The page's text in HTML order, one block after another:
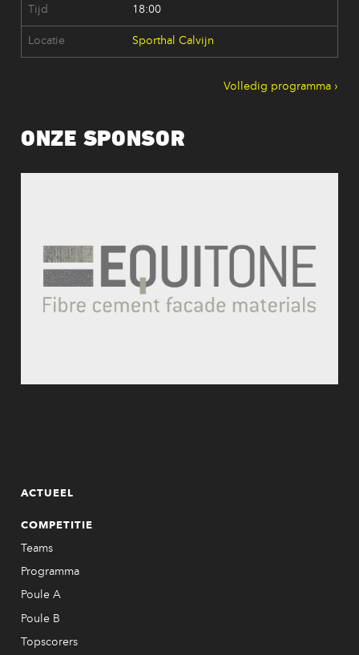
18:00
Sporthal Calvijn
Volledig programma
ONZE SPONSOR
ACTUEEL
COMPETITIE
Teams
Programma
Poule A
Poule B
Topscorers